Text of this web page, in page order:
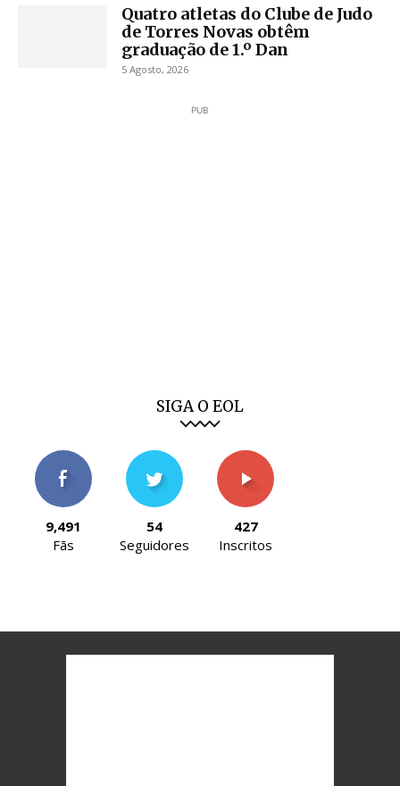
Quatro atletas do Clube de Judo
de Torres Novas obtêm
graduação de 1.º Dan
5 Agosto, 2026
PUB
SIGA O EOL
9,491
Fãs
54
Seguidores
427
Inscritos